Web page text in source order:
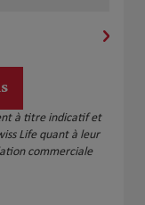
à titre indicatif et
Life quant à leur
commerciale